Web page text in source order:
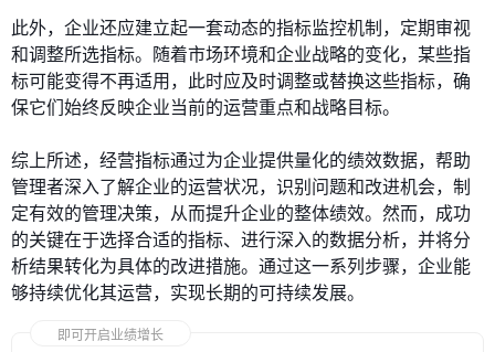
此外，企业还应建立起一套动态的指标监控机制，定期审视
和调整所选指标。随着市场环境和企业战略的变化，某些指
标可能变得不再适用，此时应及时调整或替换这些指标，确
保它们始终反映企业当前的运营重点和战略目标。
综上所述，经营指标通过为企业提供量化的绩效数据，帮助
管理者深入了解企业的运营状况，识别问题和改进机会，制
定有效的管理决策，从而提升企业的整体绩效。然而，成功
的关键在于选择合适的指标、进行深入的数据分析，并将分
析结果转化为具体的改进措施。通过这一系列步骤，企业能
够持续优化其运营，实现长期的可持续发展。
即可开启业绩增长